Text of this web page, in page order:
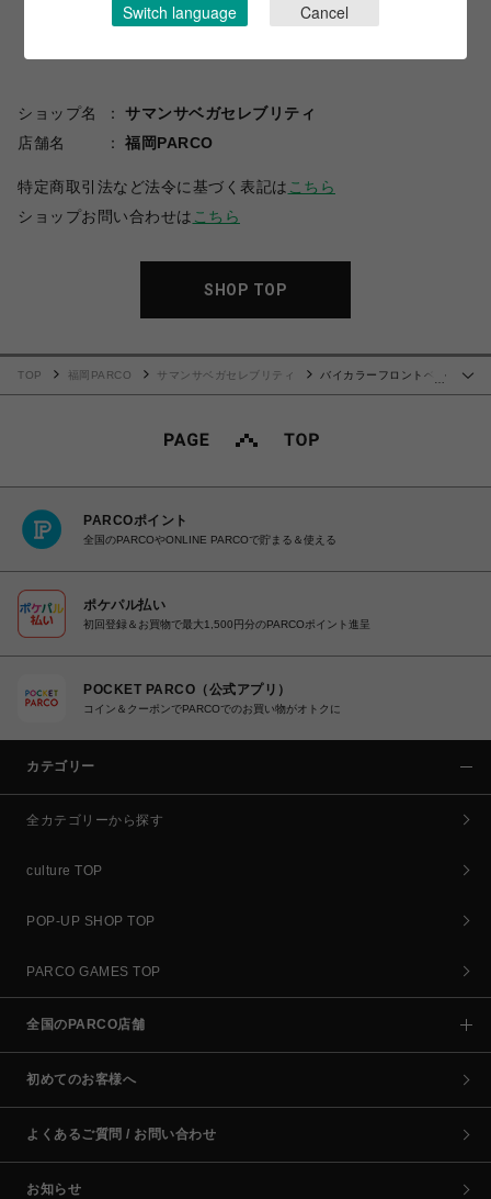
ショップ名
サマンサベガセレブリティ
店舗名
福岡PARCO
特定商取引法など法令に基づく表記は こちら
ショップお問い合わせは こちら
SHOP TOP
…
TOP 福岡PARCO サマンサベガセレブリティ
バイカラーフロントベル
PARCOポイント
全国のPARCOやONLINE PARCOで貯まる＆使える
ポケパル払い
初回登録＆お買物で最大1,500円分のPARCOポイント進呈
POCKET PARCO（公式アプリ）
コイン＆クーポンでPARCOでのお買い物がオトクに
カテゴリー
全カテゴリーから探す
culture TOP
POP-UP SHOP TOP
PARCO GAMES TOP
全国のPARCO店舗
初めてのお客様へ
よくあるご質問 / お問い合わせ
お知らせ
Switch language Cancel